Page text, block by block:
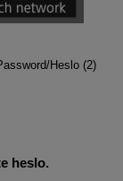
Heslo(2)
heslo.